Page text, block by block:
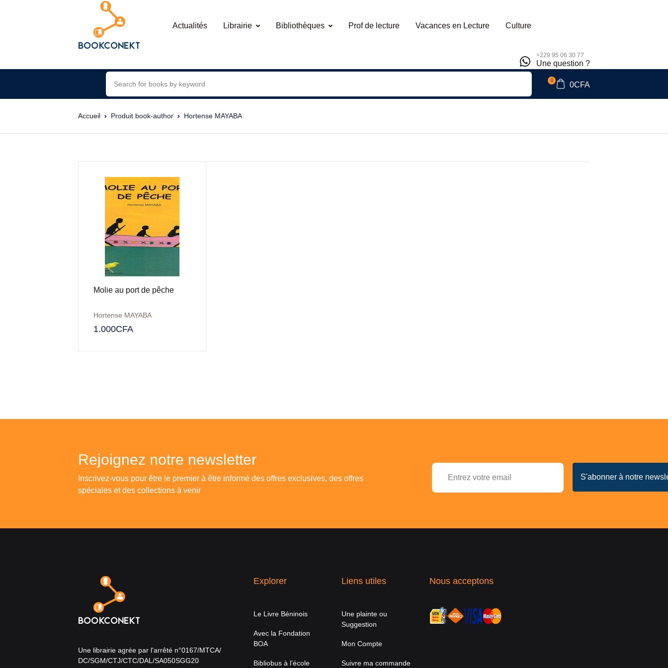
Actualités Librairie Bibliothèques Prof de lecture Vacances en Lecture Culture
+229 95 06 30 77
Une question ?
0
0CFA
Accueil Produit book-author Hortense MAYABA
Molie au port de pêche
Hortense MAYABA
1.000CFA
Rejoignez notre newsletter
Inscrivez-vous pour être le premier à être informé des offres exclusives, des offres
spéciales et des collections à venir
Une librairie agrée par l'arrêté n°0167/MTCA/
DC/SGM/CTJ/CTC/DAL/SA050SGG20
Explorer
Le Livre Béninois
Avec la Fondation
BOA
Bibliobus à l’école
Liens utiles
Une plainte ou
Suggestion
Mon Compte
Suivre ma commande
Nous acceptons